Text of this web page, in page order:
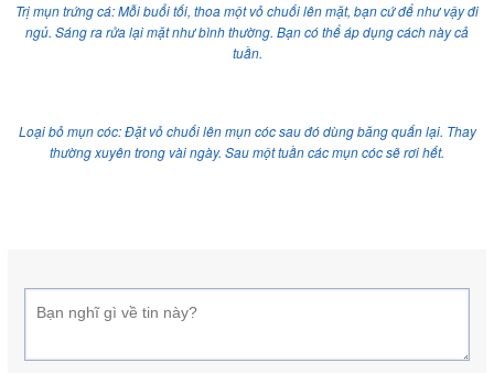
Trị mụn trứng cá: Mỗi buổi tối, thoa một vỏ chuối lên mặt, bạn cứ để như vậy đi
ngủ. Sáng ra rửa lại mặt như bình thường. Bạn có thể áp dụng cách này cả
tuần.
Loại bỏ mụn cóc: Đặt vỏ chuối lên mụn cóc sau đó dùng băng quấn lại. Thay
thường xuyên trong vài ngày. Sau một tuần các mụn cóc sẽ rơi hết.